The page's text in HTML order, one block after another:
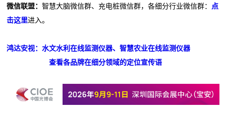
微信联盟：智慧大脑微信群、充电桩微信群，各细分行业微信群：
点
击这里进入。
鸿达安视：水文水利在线监测仪器、智慧农业在线监测仪器
查看各品牌在细分领域的定位宣传语